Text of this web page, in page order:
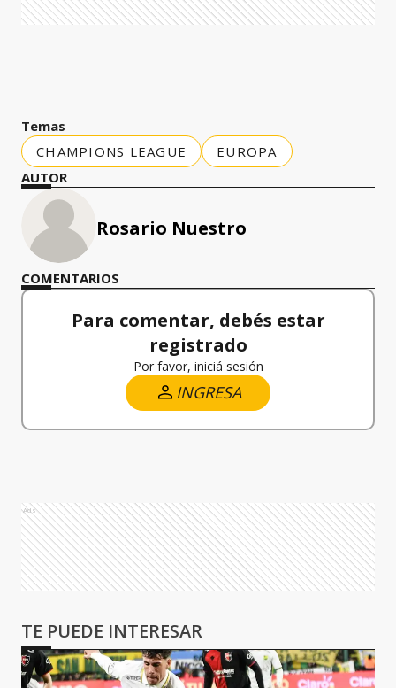
Temas
CHAMPIONS LEAGUE
EUROPA
AUTOR
Rosario Nuestro
COMENTARIOS
Para comentar, debés estar
registrado
Por favor, iniciá sesión
INGRESA
Ads
TE PUEDE INTERESAR